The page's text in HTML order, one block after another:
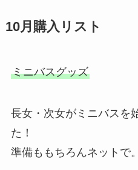
10月購入リスト
ミニバスグッズ
長女・次女がミニバスを
た！
準備ももちろんネットで。